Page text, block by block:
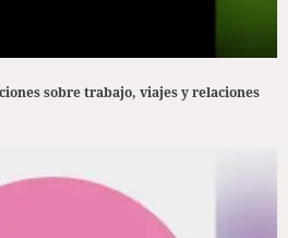
sobre trabajo, viajes y relaciones